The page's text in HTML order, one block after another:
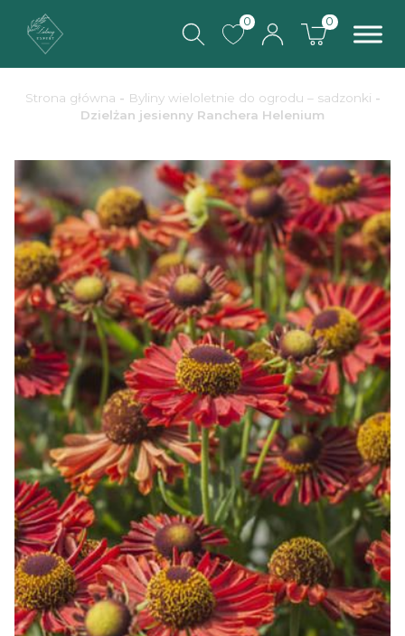
0 0
Strona główna - Byliny wieloletnie do ogrodu – sadzonki -
Dzielżan jesienny Ranchera Helenium